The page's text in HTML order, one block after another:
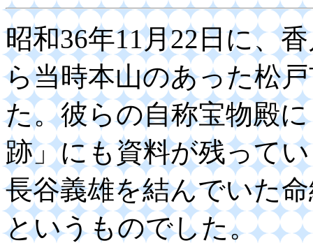
昭和36年11月22日に、
ら当時本山のあった松
た。彼らの自称宝物殿
跡」にも資料が残って
長谷義雄を結んでいた
というものでした。